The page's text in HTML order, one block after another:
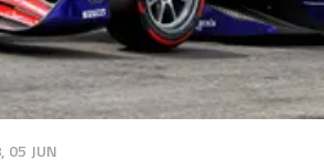
05 JUN